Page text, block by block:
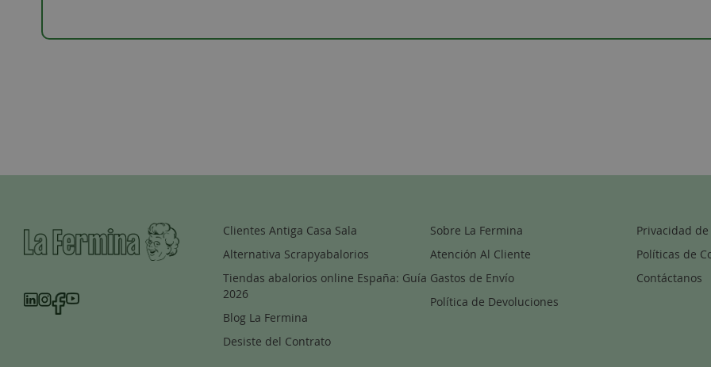
Clientes Antiga Casa Sala
Alternativa Scrapyabalorios
Tiendas abalorios online España: Guía
2026
Blog La Fermina
Desiste del Contrato
Sobre La Fermina
Atención Al Cliente
Gastos de Envío
Política de Devoluciones
Privacidad
Políticas de
Contáctanos